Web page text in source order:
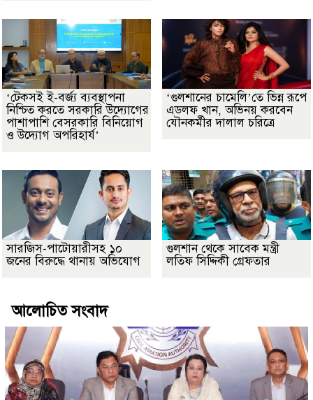
‘টেকসই ই-বর্জ্য ব্যবস্থাপনা
নিশ্চিত করতে সরকারি উদ্যোগের
পাশাপাশি বেসরকারি বিনিয়োগ
ও উদ্যোগ অপরিহার্য’
‘গুলশানের চামেলি’তে ভিন্ন রূপে
এডলফ খান, অভিনয় করবেন
যৌনকর্মীর দালাল চরিত্রে
সারজিস-পাটোয়ারীসহ ১০
জনের বিরুদ্ধে থানায় অভিযোগ
গুলশান থেকে সাবেক মন্ত্রী
লতিফ সিদ্দিকী গ্রেফতার
আলোচিত সংবাদ